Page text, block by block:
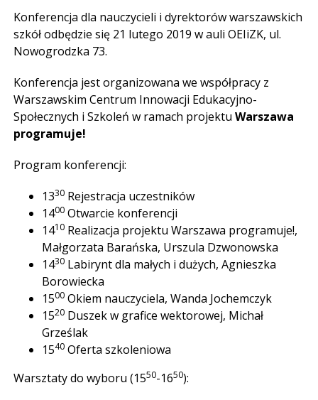
Konferencja dla nauczycieli i dyrektorów warszawskich
szkół odbędzie się 21 lutego 2019 w auli OEIiZK, ul.
Nowogrodzka 73.
Konferencja jest organizowana we współpracy z
Warszawskim Centrum Innowacji Edukacyjno-
Społecznych i Szkoleń w ramach projektuWarszawa
programuje!
Program konferencji:
1330 Rejestracja uczestników
1400 Otwarcie konferencji
1410 Realizacja projektu Warszawa programuje!,
Małgorzata Barańska, Urszula Dzwonowska
1430 Labirynt dla małych i dużych, Agnieszka
Borowiecka
1500 Okiem nauczyciela, Wanda Jochemczyk
1520 Duszek w grafice wektorowej, Michał
Grześlak
1540 Oferta szkoleniowa
Warsztaty do wyboru (1550-1650):